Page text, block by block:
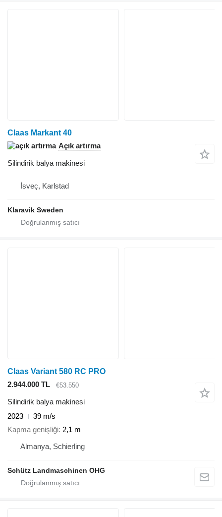
Claas Markant 40
Açık artırma
Silindirik balya makinesi
İsveç, Karlstad
Klaravik Sweden
Claas Variant 580 RC PRO
2.944.000 TL
€53.550
Silindirik balya makinesi
2023
39 m/s
Kapma genişliği 2,1 m
Almanya, Schierling
Schütz Landmaschinen OHG